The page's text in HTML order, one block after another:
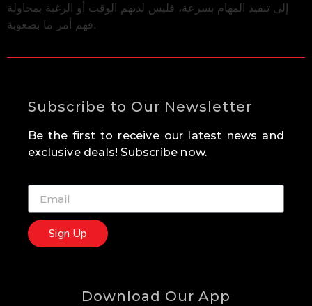
إلى تنفيذ المهام بسرعة، فليس لديهم الوقت أو الرغبة بمحاولة
فهم أمر ما بصعوبة.
Subscribe to Our Newsletter
Be the first to receive our latest news and
exclusive deals! Subscribe now.
Sign Up
Download Our App